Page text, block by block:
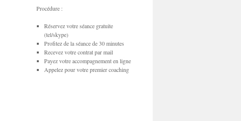
Procédure :
Réservez votre séance gratuite
(tel/skype)
Profitez de la séance de 30 minutes
Recevez votre contrat par mail
Payez votre accompagnement en ligne
Appelez pour votre premier coaching